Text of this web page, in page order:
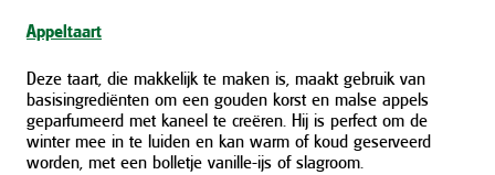
Appeltaart
Deze taart, die makkelijk te maken is, maakt gebruik van
basisingrediënten om een gouden korst en malse appels
geparfumeerd met kaneel te creëren. Hij is perfect om de
winter mee in te luiden en kan warm of koud geserveerd
worden, met een bolletje vanille-ijs of slagroom.